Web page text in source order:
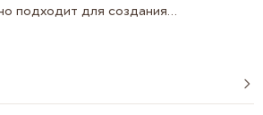
подходит для создания